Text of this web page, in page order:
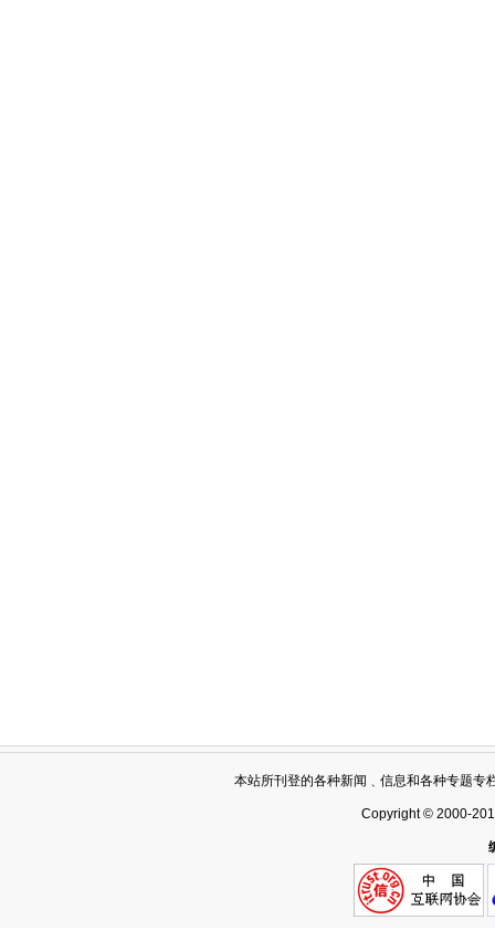
本站所刊登的各种新闻﹑信息和各种专题专
Copyright © 2000-